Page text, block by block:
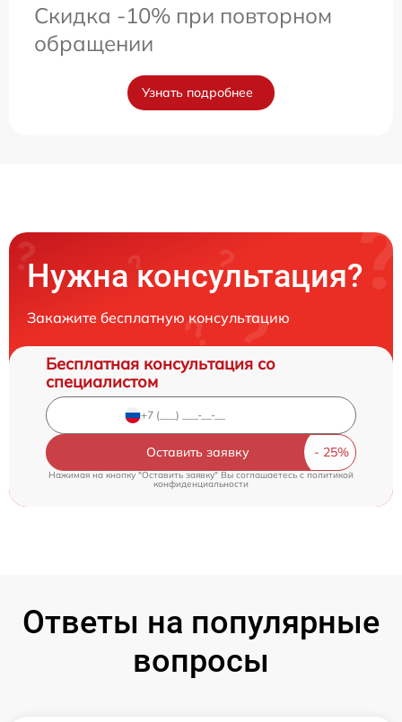
Скидка -10% при повторном
обращении
Узнать подробнее
Нужна консультация?
Закажите бесплатную консультацию
Бесплатная консультация со
специалистом
Оставить заявку
Нажимая на кнопку "Оставить заявку" Вы соглашаетесь cполитикой
конфиденциальности
Ответы на популярные
вопросы